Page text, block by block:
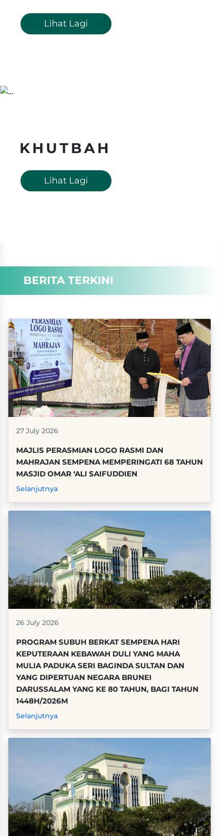
Lihat Lagi
KHUTBAH
Lihat Lagi
BERITA TERKINI
27 July 2026
MAJLIS PERASMIAN LOGO RASMI DAN
MAHRAJAN SEMPENA MEMPERINGATI 68 TAHUN
MASJID OMAR ‘ALI SAIFUDDIEN
Selanjutnya
26 July 2026
PROGRAM SUBUH BERKAT SEMPENA HARI
KEPUTERAAN KEBAWAH DULI YANG MAHA
MULIA PADUKA SERI BAGINDA SULTAN DAN
YANG DIPERTUAN NEGARA BRUNEI
DARUSSALAM YANG KE 80 TAHUN, BAGI TAHUN
1448H/2026M
Selanjutnya